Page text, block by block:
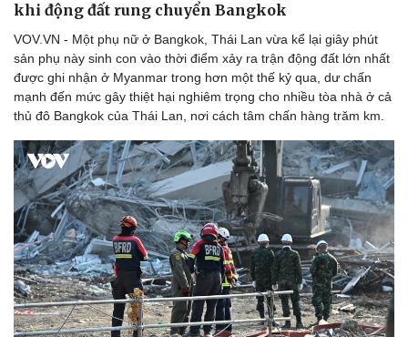
Dinh dưỡng - món ngon
Cây thuốc
Sản phụ khoa
Nhi khoa
Nam khoa
Làm đẹp - giảm cân
Phòng mạch online
Ăn sạch sống khỏe
Nhà đẹp
Blog
Tình yêu - Gia đình
khi động đất rung chuyển Bangkok
VOV.VN - Một phụ nữ ở Bangkok, Thái Lan vừa kể lại giây phút
sản phụ này sinh con vào thời điểm xảy ra trận động đất lớn nhất
được ghi nhận ở Myanmar trong hơn một thế kỷ qua, dư chấn
mạnh đến mức gây thiệt hại nghiêm trọng cho nhiều tòa nhà ở cả
thủ đô Bangkok của Thái Lan, nơi cách tâm chấn hàng trăm km.